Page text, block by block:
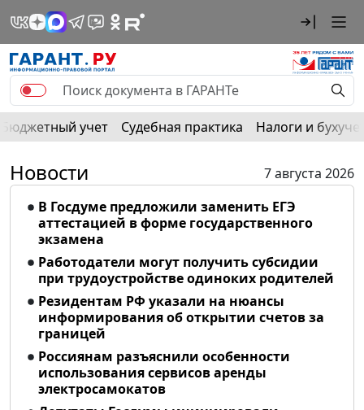
Бюджетный учет Судебная практика Налоги и
Новости
7 августа 2026
В Госдуме предложили заменить ЕГЭ
аттестацией в форме государственного
экзамена
Работодатели могут получить субсидии
при трудоустройстве одиноких родителей
Резидентам РФ указали на нюансы
информирования об открытии счетов за
границей
Россиянам разъяснили особенности
использования сервисов аренды
электросамокатов